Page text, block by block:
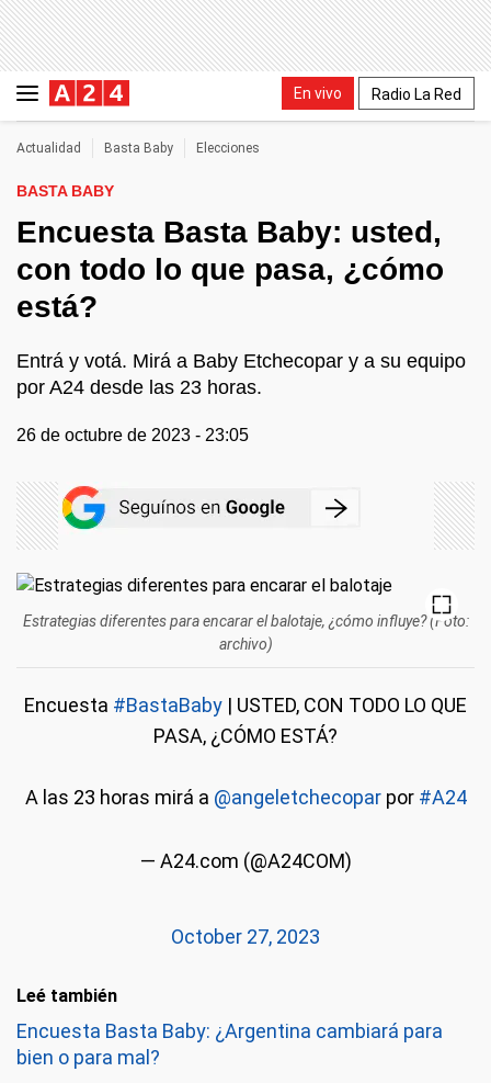
En vivo Radio La Red
Actualidad Basta Baby Elecciones
BASTA BABY
Encuesta Basta Baby: usted,
con todo lo que pasa, ¿cómo
está?
Entrá y votá. Mirá a Baby Etchecopar y a su equipo
por A24 desde las 23 horas.
26 de octubre de 2023 - 23:05
Estrategias diferentes para encarar el balotaje, ¿cómo influye? (Foto:
archivo)
Encuesta #BastaBaby | USTED, CON TODO LO QUE
PASA, ¿CÓMO ESTÁ?
A las 23 horas mirá a @angeletchecoparpor #A24
— A24.com (@A24COM)
October 27, 2023
Leé también
Encuesta Basta Baby: ¿Argentina cambiará para
bien o para mal?